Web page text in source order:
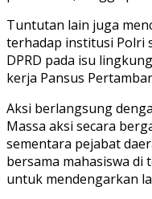
Tuntutan lain juga
terhadap institusi Polri
DPRD pada isu
kerja Pansus
Aksi berlangsung
Massa aksi secara
sementara pejabat
bersama mahasiswa di
untuk mendengarkan